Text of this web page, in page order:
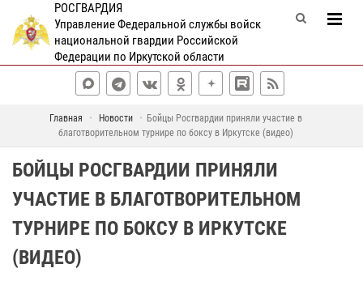
РОСГВАРДИЯ
Управление Федеральной службы войск
национальной гвардии Российской
Федерации по Иркутской области
Главная Новости
Бойцы Росгвардии приняли участие в
благотворительном турнире по боксу в Иркутске (видео)
БОЙЦЫ РОСГВАРДИИ ПРИНЯЛИ
УЧАСТИЕ В БЛАГОТВОРИТЕЛЬНОМ
ТУРНИРЕ ПО БОКСУ В ИРКУТСКЕ
(ВИДЕО)